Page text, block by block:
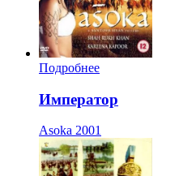
Подробнее
Император
Asoka 2001